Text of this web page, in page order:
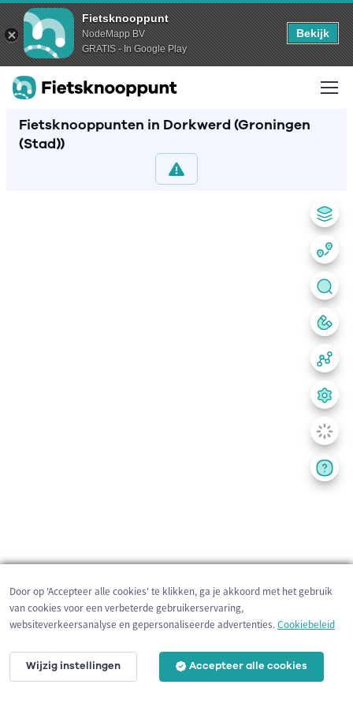
Fietsknooppunt
NodeMapp BV
GRATIS - In Google Play
Bekijk
Fietsknooppunten in Dorkwerd (Groningen
(Stad))
200 m
Door op 'Accepteer alle cookies' te klikken, ga je akkoord met het gebruik
van cookies voor een verbeterde gebruikerservaring,
websiteverkeersanalyse en gepersonaliseerde advertenties.Cookiebeleid
Wijzig instellingen Accepteer alle cookies